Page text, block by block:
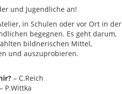
und Jugendliche an!
in Schulen oder vor Ort in der
begegnen. Es geht darum,
bildnerischen Mittel,
und auszuprobieren.
– C.Reich
– P.Wittka